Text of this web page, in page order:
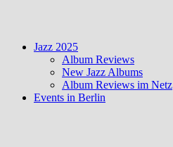
Jazz 2025
Album Reviews
New Jazz Albums
Album Reviews im Netz
Events in Berlin